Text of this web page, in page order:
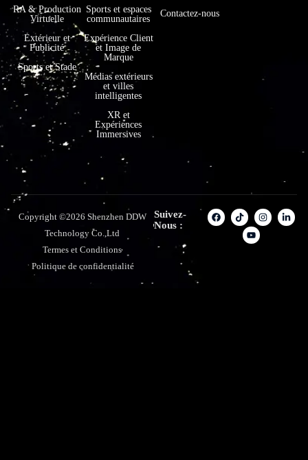
RA & Production
Virtuelle
Extérieur et
Publicité
Sports et Stade
Sports et espaces
communautaires
Expérience Client
et Image de
Marque
Médias extérieurs
et villes
intelligentes
XR et
Expériences
Immersives
Contactez-nous
Copyright ©2026 Shenzhen DDW
Technology Co.,Ltd
Termes et Conditions
Politique de confidentialité
Suivez-
Nous :